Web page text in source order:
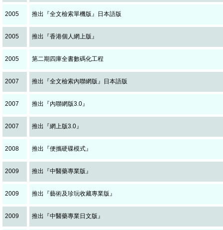
2005 推出『全文檢索單機版』日本語版
2005 推出『香港個人網上版』
2005 第二期四庫全書數碼化工程
2007 推出『全文檢索內聯網版』日本語版
2007 推出『內聯網版3.0』
2007 推出『網上版3.0』
2008 推出『便攜硬碟模式』
2009 推出『中醫藥專業版』
2009 推出『藝術及珍玩收藏專業版』
2009 推出『中醫藥專業日文版』